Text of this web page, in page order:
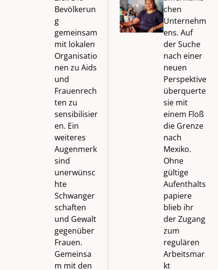
Bevölkerun
g
gemeinsam
mit lokalen
Organisatio
nen zu Aids
und
Frauenrech
ten zu
sensibilisier
en. Ein
weiteres
Augenmerk
sind
unerwünsc
hte
Schwanger
schaften
und Gewalt
gegenüber
Frauen.
Gemeinsa
m mit den
chen
Unternehm
ens. Auf
der Suche
nach einer
neuen
Perspektive
überquerte
sie mit
einem Floß
die Grenze
nach
Mexiko.
Ohne
gültige
Aufenthalts
papiere
blieb ihr
der Zugang
zum
regulären
Arbeitsmar
kt